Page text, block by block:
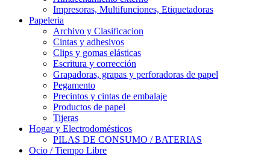
Impresoras, Multifunciones, Etiquetadoras
Papeleria
Archivo y Clasificacion
Cintas y adhesivos
Clips y gomas elásticas
Escritura y corrección
Grapadoras, grapas y perforadoras de papel
Pegamento
Precintos y cintas de embalaje
Productos de papel
Tijeras
Hogar y Electrodomésticos
PILAS DE CONSUMO / BATERIAS
Ocio / Tiempo Libre